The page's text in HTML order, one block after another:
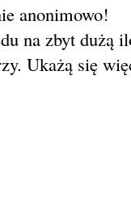
anonimowo!
na zbyt dużą
Ukażą się